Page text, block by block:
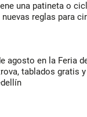
una patineta o
nuevas reglas para
agosto en la Feria
tablados gratis